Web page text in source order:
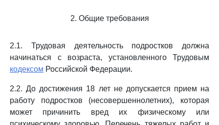
2. Общие требования
2.1. Трудовая деятельность подростков должна
начинаться с возраста, установленного Трудовым
кодексом Российской Федерации.
2.2. До достижения 18 лет не допускается прием на
работу подростков (несовершеннолетних), которая
может причинить вред их физическому или